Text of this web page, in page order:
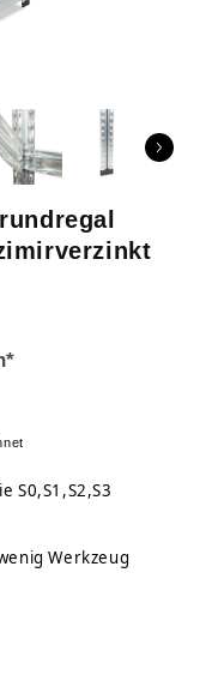
S0,S1,S2,S3
Werkzeug